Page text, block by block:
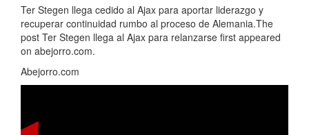
Ter Stegen llega cedido al Ajax para aportar liderazgo y
recuperar continuidad rumbo al proceso de Alemania.The
post Ter Stegen llega al Ajax para relanzarse first appeared
on abejorro.com.
Abejorro.com